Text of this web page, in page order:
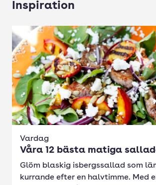
Inspiration
Vardag
Våra 12 bästa matiga
Glöm blaskig isbergssallad som
kurrande efter en halvtimme. Med